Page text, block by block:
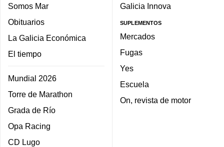
Somos Mar
Obituarios
La Galicia Económica
El tiempo
Mundial 2026
Torre de Marathon
Grada de Río
Opa Racing
CD Lugo
Galicia Innova
SUPLEMENTOS
Mercados
Fugas
Yes
Escuela
On, revista de motor